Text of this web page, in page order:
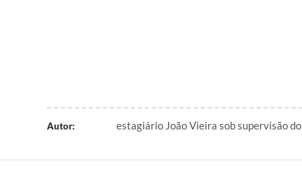
Autor: estagiário João Vieira sob supervisão